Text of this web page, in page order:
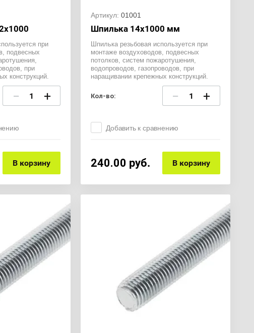
при
подвесных
при
конструкций.
− +
В корзину
Артикул: 01001
Шпилька 14х1000 мм
Шпилька резьбовая используется при
монтаже воздуховодов, подвесных
потолков, систем пожаротушения,
водопроводов, газопроводов, при
наращивании крепежных конструкций.
Кол-во: − +
Добавить к сравнению
240.00 руб. В корзину